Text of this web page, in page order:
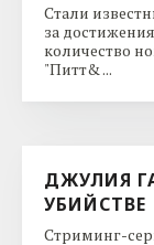
Стали
за
количество
"Питт& ...
ДЖУЛИЯ
УБИЙСТВЕ
Стриминг-